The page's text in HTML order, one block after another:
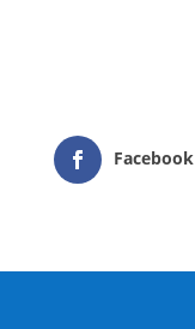
Facebook